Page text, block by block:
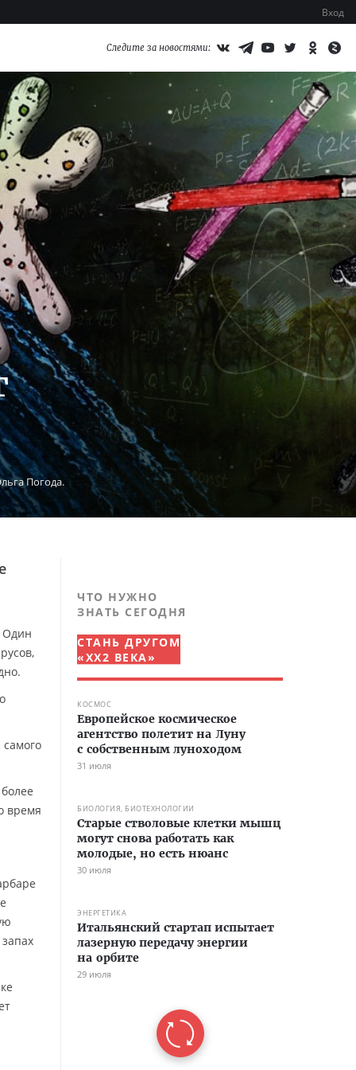
Вход
Следите за новостями:
Погода.
Один
время
ЧТО НУЖНО
ЗНАТЬ СЕГОДНЯ
СТАНЬ ДРУГОМ
«XX2 ВЕКА»
КОСМОС
Европейское космическое
агентство полетит на Луну
с собственным луноходом
31 июля
БИОЛОГИЯ, БИОТЕХНОЛОГИИ
Старые стволовые клетки мышц
могут снова работать как
молодые, но есть нюанс
30 июля
ЭНЕРГЕТИКА
Итальянский стартап испытает
лазерную передачу энергии
на орбите
29 июля